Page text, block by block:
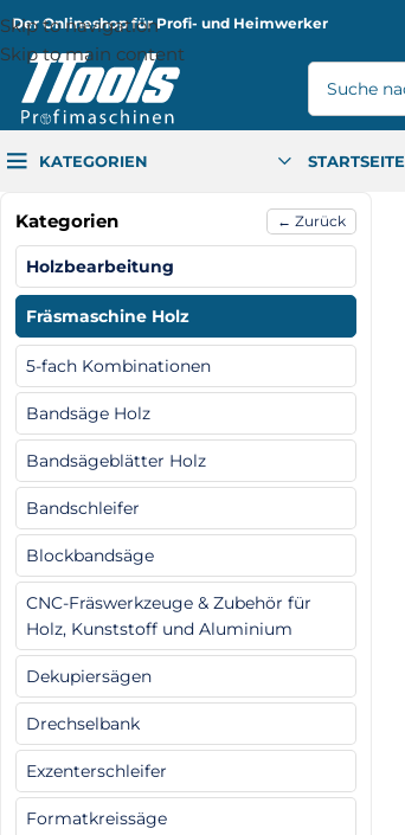
Skip to navigation
Skip to main content
Der Onlineshop für Profi- und Heimwerker
KATEGORIEN STARTSEITE
Kategorien ← Zurück
Holzbearbeitung
Fräsmaschine Holz
5-fach Kombinationen
Bandsäge Holz
Bandsägeblätter Holz
Bandschleifer
Blockbandsäge
CNC-Fräswerkzeuge & Zubehör für
Holz, Kunststoff und Aluminium
Dekupiersägen
Drechselbank
Exzenterschleifer
Formatkreissäge